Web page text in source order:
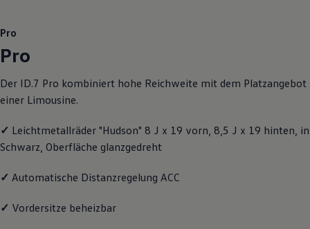
Handy und Fahrzeug verbinden
Vorgängermodelle
Kundeninformationen
Volkswagen Kundenbetreuung
Assistenzsysteme
Digitale Betriebsanleitung
Magazin
Pro
Pro
Der ID.7 Pro kombiniert hohe Reichweite mit dem Platzangebot
einer Limousine.
✓ Leichtmetallräder "Hudson" 8 J x 19 vorn, 8,5 J x 19 hinten, in
Schwarz, Oberfläche glanzgedreht
✓ Automatische Distanzregelung ACC
✓ Vordersitze beheizbar